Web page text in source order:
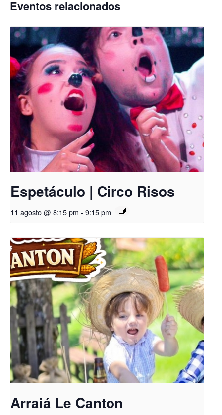
Eventos relacionados
Espetáculo | Circo Risos
11 agosto @ 8:15 pm - 9:15 pm
Arraiá Le Canton